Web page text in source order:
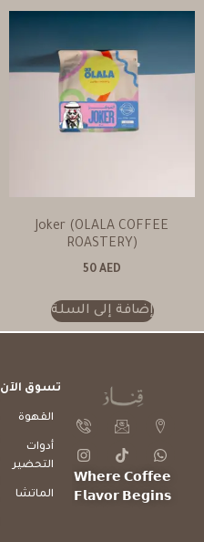
Joker (OLALA COFFEE
ROASTERY)
50 AED
إضافة إلى السلة
𝗪𝗵𝗲𝗿𝗲 𝗖𝗼𝗳𝗳𝗲𝗲
𝗙𝗹𝗮𝘃𝗼𝗿 𝗕𝗲𝗴𝗶𝗻𝘀
تسوق الآن
القهوة
أدوات
التحضير
الماتشا